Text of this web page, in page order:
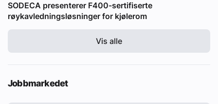
SODECA presenterer F400-sertifiserte
røykavledningsløsninger for kjølerom
Vis alle
Jobbmarkedet